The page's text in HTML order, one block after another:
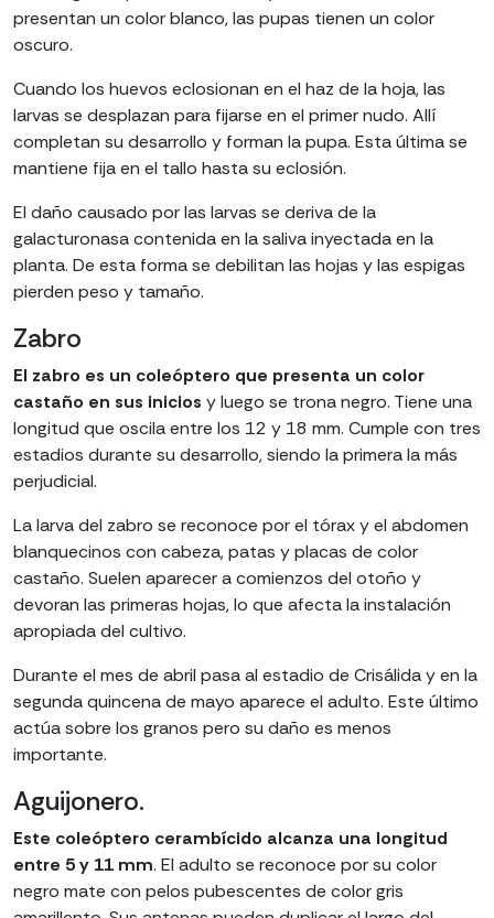
presentan un color blanco, las pupas tienen un color
oscuro.
Cuando los huevos eclosionan en el haz de la hoja, las
larvas se desplazan para fijarse en el primer nudo. Allí
completan su desarrollo y forman la pupa. Esta última se
mantiene fija en el tallo hasta su eclosión.
El daño causado por las larvas se deriva de la
galacturonasa contenida en la saliva inyectada en la
planta. De esta forma se debilitan las hojas y las espigas
pierden peso y tamaño.
Zabro
El zabro es un coleóptero que presenta un color
castaño en sus inicios y luego se trona negro. Tiene una
longitud que oscila entre los 12 y 18 mm. Cumple con tres
estadios durante su desarrollo, siendo la primera la más
perjudicial.
La larva del zabro se reconoce por el tórax y el abdomen
blanquecinos con cabeza, patas y placas de color
castaño. Suelen aparecer a comienzos del otoño y
devoran las primeras hojas, lo que afecta la instalación
apropiada del cultivo.
Durante el mes de abril pasa al estadio de Crisálida y en la
segunda quincena de mayo aparece el adulto. Este último
actúa sobre los granos pero su daño es menos
importante.
Aguijonero.
Este coleóptero cerambícido alcanza una longitud
entre 5 y 11 mm. El adulto se reconoce por su color
negro mate con pelos pubescentes de color gris